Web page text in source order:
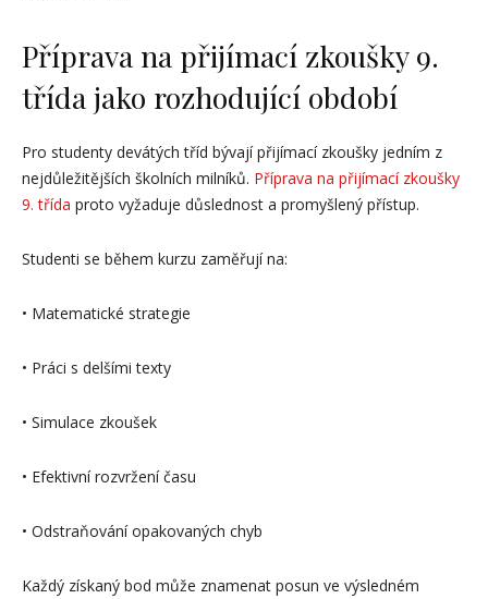
Příprava na přijímací zkoušky 9.
třída jako rozhodující období
Pro studenty devátých tříd bývají přijímací zkoušky jedním z
nejdůležitějších školních milníků. Příprava na přijímací zkoušky
9. třída proto vyžaduje důslednost a promyšlený přístup.
Studenti se během kurzu zaměřují na:
• Matematické strategie
• Práci s delšími texty
• Simulace zkoušek
• Efektivní rozvržení času
• Odstraňování opakovaných chyb
Každý získaný bod může znamenat posun ve výsledném